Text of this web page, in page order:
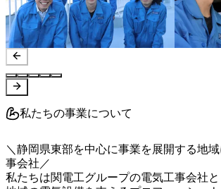
私たちの事業について
＼静岡県東部を中心に事業を展開する地
事会社／
私たちは関電工グループの電気工事会社と